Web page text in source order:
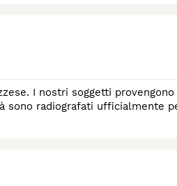
I nostri soggetti
sono radiografati ufficialmente